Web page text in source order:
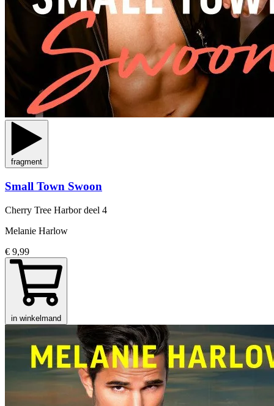
fragment
Small Town Swoon
Cherry Tree Harbordeel 4
Melanie Harlow
€ 9,99
in winkelmand